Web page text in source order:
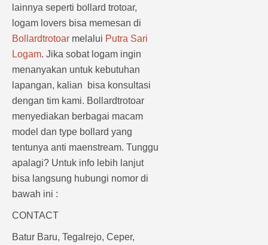
lainnya seperti bollard trotoar,
logam lovers bisa memesan di
Bollardtrotoar melalui Putra Sari
Logam. Jika sobat logam ingin
menanyakan untuk kebutuhan
lapangan, kalian bisa konsultasi
dengan tim kami. Bollardtrotoar
menyediakan berbagai macam
model dan type bollard yang
tentunya anti maenstream. Tunggu
apalagi? Untuk info lebih lanjut
bisa langsung hubungi nomor di
bawah ini :
CONTACT
Batur Baru, Tegalrejo, Ceper,